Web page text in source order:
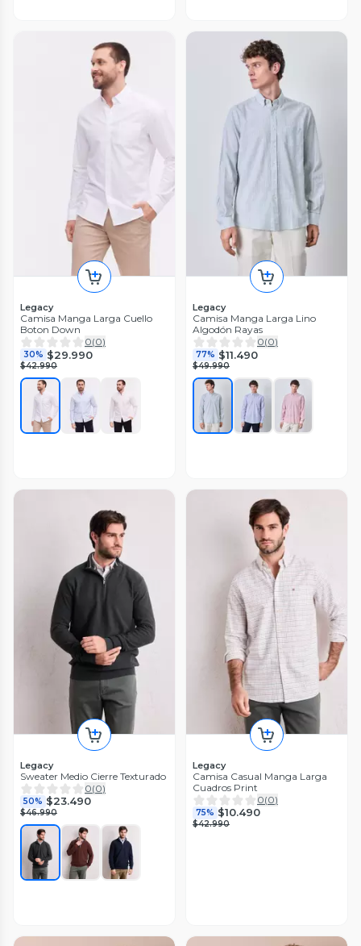
Legacy
Camisa Manga Larga Cuello
Boton Down
0(0)
30% $29.990
$42.990
Legacy
Camisa Manga Larga Lino
Algodón Rayas
0(0)
77% $11.490
$49.990
Legacy
Sweater Medio Cierre Texturado
0(0)
50% $23.490
$46.990
Legacy
Camisa Casual Manga Larga
Cuadros Print
0(0)
75% $10.490
$42.990